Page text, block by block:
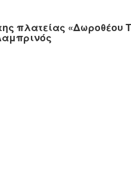
πλατείας «Δωροθέου